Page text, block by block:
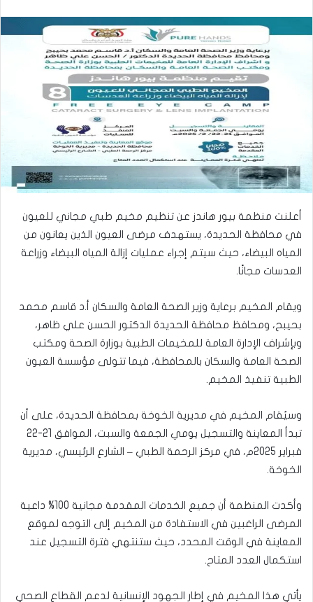
أعلنت منظمة بيور هاندز عن تنظيم مخيم طبي مجاني للعيون
في محافظة الحديدة، يستهدف مرضى العيون الذين يعانون من
المياه البيضاء، حيث سيتم إجراء عمليات إزالة المياه البيضاء وزراعة
العدسات مجانًا.
ويقام المخيم برعاية وزير الصحة العامة والسكان أ.د قاسم محمد
بحيبح، ومحافظ محافظة الحديدة الدكتور الحسن علي ظاهر،
وبإشراف الإدارة العامة للمخيمات الطبية بوزارة الصحة ومكتب
الصحة العامة والسكان بالمحافظة، فيما تتولى مؤسسة العيون
الطبية تنفيذ المخيم.
وسيُقام المخيم في مديرية الخوخة بمحافظة الحديدة، على أن
تبدأ المعاينة والتسجيل يومي الجمعة والسبت، الموافق 21-22
فبراير 2025م، في مركز الرحمة الطبي – الشارع الرئيسي، مديرية
الخوخة.
وأكدت المنظمة أن جميع الخدمات المقدمة مجانية 100% داعية
المرضى الراغبين في الاستفادة من المخيم إلى التوجه لموقع
المعاينة في الوقت المحدد، حيث ستنتهي فترة التسجيل عند
استكمال العدد المتاح.
يأتي هذا المخيم في إطار الجهود الإنسانية لدعم القطاع الصحي